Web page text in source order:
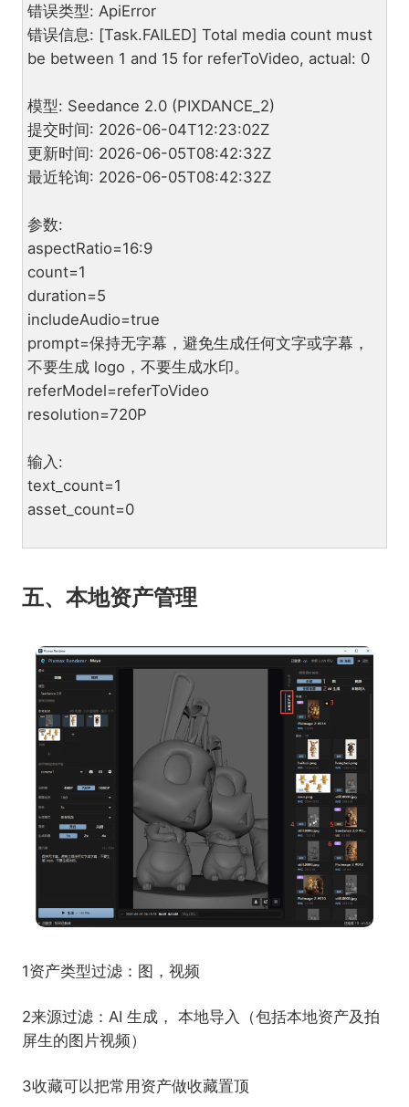
错误类型: ApiError
错误信息: [Task.FAILED] Total media count must
be between 1 and 15 for referToVideo, actual: 0
模型: Seedance 2.0 (PIXDANCE_2)
提交时间: 2026-06-04T12:23:02Z
更新时间: 2026-06-05T08:42:32Z
最近轮询: 2026-06-05T08:42:32Z
参数:
aspectRatio=16:9
count=1
duration=5
includeAudio=true
prompt=保持无字幕，避免生成任何文字或字幕，
不要生成 logo，不要生成水印。
referModel=referToVideo
resolution=720P
输入:
text_count=1
asset_count=0
五、本地资产管理
1资产类型过滤：图，视频
2来源过滤：AI 生成， 本地导入（包括本地资产及拍
屏生的图片视频）
3收藏可以把常用资产做收藏置顶